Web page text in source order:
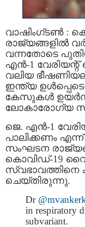
വാഷിംഗ്ടൺ :
രാജ്യങ്ങളിൽ
വന്നതോടെ
എൻ-1
വലിയ
ഇന്ത്യ
കേസുകൾ
ലോകാരോഗ്യ
ജെ. എൻ-1
പാലിക്കണം
സംഘടന
കൊവിഡ്-19
സ്വഭാവത്തിനെ
ചെയ്തിരുന്നു.
Dr
in respiratory
subvariant.